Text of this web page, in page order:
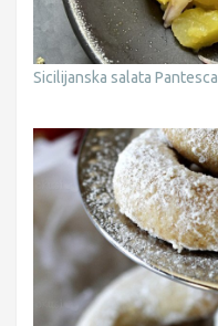
Sicilijanska salata Pantesca